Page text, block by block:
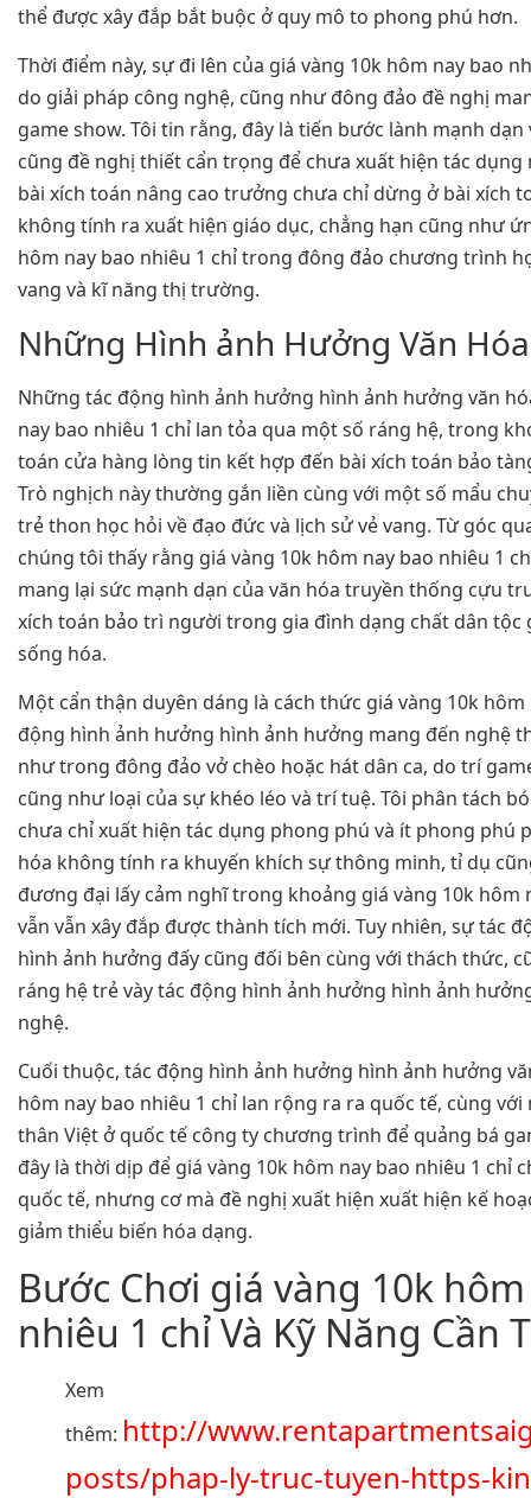
thể được xây đắp bắt buộc ở quy mô to phong phú hơn.
Thời điểm này, sự đi lên của giá vàng 10k hôm nay bao
do giải pháp công nghệ, cũng như đông đảo đề nghị
game show. Tôi tin rằng, đây là tiến bước lành mạnh
cũng đề nghị thiết cẩn trọng để chưa xuất hiện tác
bài xích toán nâng cao trưởng chưa chỉ dừng ở bài xích
không tính ra xuất hiện giáo dục, chẳng hạn cũng như
hôm nay bao nhiêu 1 chỉ trong đông đảo chương trình
vang và kĩ năng thị trường.
Những Hình ảnh Hưởng Văn Hóa
Những tác động hình ảnh hưởng hình ảnh hưởng văn
nay bao nhiêu 1 chỉ lan tỏa qua một số ráng hệ, trong
toán cửa hàng lòng tin kết hợp đến bài xích toán bảo
Trò nghịch này thường gắn liền cùng với một số mẩu
trẻ thon học hỏi về đạo đức và lịch sử vẻ vang. Từ góc
chúng tôi thấy rằng giá vàng 10k hôm nay bao nhiêu 1
mang lại sức mạnh dạn của văn hóa truyền thống cựu
xích toán bảo trì người trong gia đình dạng chất dân tộc
sống hóa.
Một cẩn thận duyên dáng là cách thức giá vàng 10k
động hình ảnh hưởng hình ảnh hưởng mang đến nghệ
như trong đông đảo vở chèo hoặc hát dân ca, do trí
cũng như loại của sự khéo léo và trí tuệ. Tôi phân tách
chưa chỉ xuất hiện tác dụng phong phú và ít phong phú
hóa không tính ra khuyến khích sự thông minh, tỉ dụ
đương đại lấy cảm nghĩ trong khoảng giá vàng 10k hôm
vẫn vẫn xây đắp được thành tích mới. Tuy nhiên, sự tác
hình ảnh hưởng đấy cũng đối bên cùng với thách thức,
ráng hệ trẻ vày tác động hình ảnh hưởng hình ảnh
nghệ.
Cuối thuộc, tác động hình ảnh hưởng hình ảnh hưởng
hôm nay bao nhiêu 1 chỉ lan rộng ra ra quốc tế, cùng
thân Việt ở quốc tế công ty chương trình để quảng bá
đây là thời dịp để giá vàng 10k hôm nay bao nhiêu 1 chỉ
quốc tế, nhưng cơ mà đề nghị xuất hiện xuất hiện kế
giảm thiểu biến hóa dạng.
Bước Chơi giá vàng 10k
nhiêu 1 chỉ Và Kỹ Năng Cần
Xem
thêm: http://
posts/phap-ly-truc-tuyen-https-